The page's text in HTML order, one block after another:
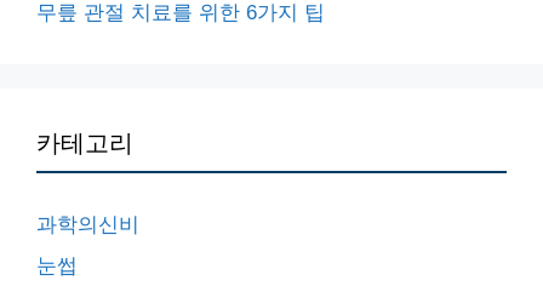
무릎 관절 치료를 위한 6가지 팁
카테고리
과학의신비
눈썹